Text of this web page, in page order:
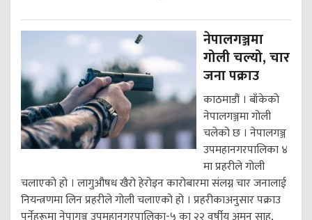
नेपालगञ्जमा
गोली चल्यो, चार
जना पक्राउ
काठमाडौं । बाँकेको
नेपालगञ्जमा गोली
चलेको छ । नेपालगञ्ज
उपमहानगरपालिका ४
मा प्रहरीले गोली
चलाएको हो । लागुऔषध खैरो हेरोइन कारोबारमा संलग्न चार जनालाई
नियन्त्रणमा लिन प्रहरीले गोली चलाएको हो । प्रहरीकाअनुसार पक्राउ